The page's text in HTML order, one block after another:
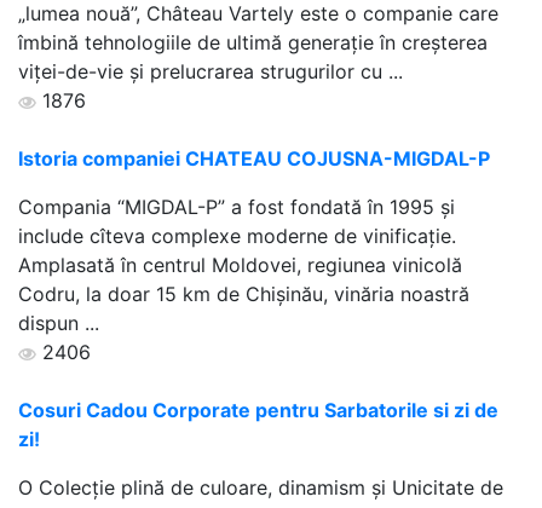
„lumea nouă”, Château Vartely este o companie care
îmbină tehnologiile de ultimă generație în creșterea
viței-de-vie și prelucrarea strugurilor cu ...
1876
Istoria companiei CHATEAU COJUSNA-MIGDAL-P
Compania “MIGDAL-P” a fost fondată în 1995 şi
include cîteva complexe moderne de vinificaţie.
Amplasată în centrul Moldovei, regiunea vinicolă
Codru, la doar 15 km de Chişinău, vinăria noastră
dispun ...
2406
Cosuri Cadou Corporate pentru Sarbatorile si zi de
zi!
O Colecţie plină de culoare, dinamism şi Unicitate de